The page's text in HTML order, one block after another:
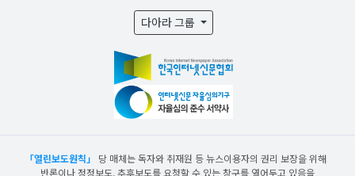
다아라 그룹
「열린보도원칙」
당 매체는 독자와 취재원 등 뉴스이용자의 권리 보장을 위해
반론이나 정정보도, 추후보도를 요청할 수 있는 창구를 열어두고 있음을